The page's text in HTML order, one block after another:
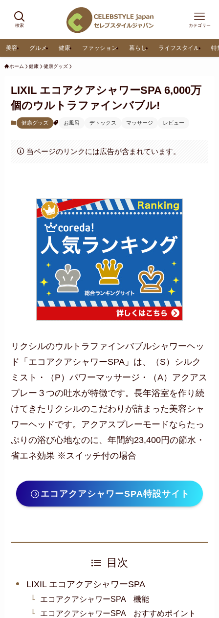
検索 カテゴリー
美容 グルメ 健康 ファッション 暮らし ライフスタイル 特
ホーム 健康 健康グッズ
LIXIL エコアクアシャワーSPA 6,000万
個のウルトラファインバブル!
健康グッズ お風呂 デトックス マッサージ レビュー
当ページのリンクには広告が含まれています。
リクシルのウルトラファインバブルシャワーヘッ
ド「エコアクアシャワーSPA」は、（S）シルク
ミスト・（P）パワーマッサージ・（A）アクアス
プレー３つの吐水が特徴です。長年浴室を作り続
けてきたリクシルのこだわりが詰まった美容シャ
ワーヘッドです。アクアスプレーモードならたっ
ぷりの浴び心地なのに、年間約23,400円の節水・
省エネ効果 ※スイッチ付の場合
エコアクアシャワーSPA特設サイト
目次
LIXIL エコアクアシャワーSPA
エコアクアシャワーSPA 機能
エコアクアシャワーSPA おすすめポイント